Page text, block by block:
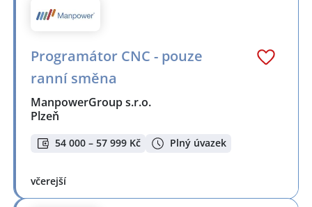
Programátor CNC - pouze
ranní směna
ManpowerGroup s.r.o.
Plzeň
54 000 – 57 999 Kč Plný úvazek
včerejší